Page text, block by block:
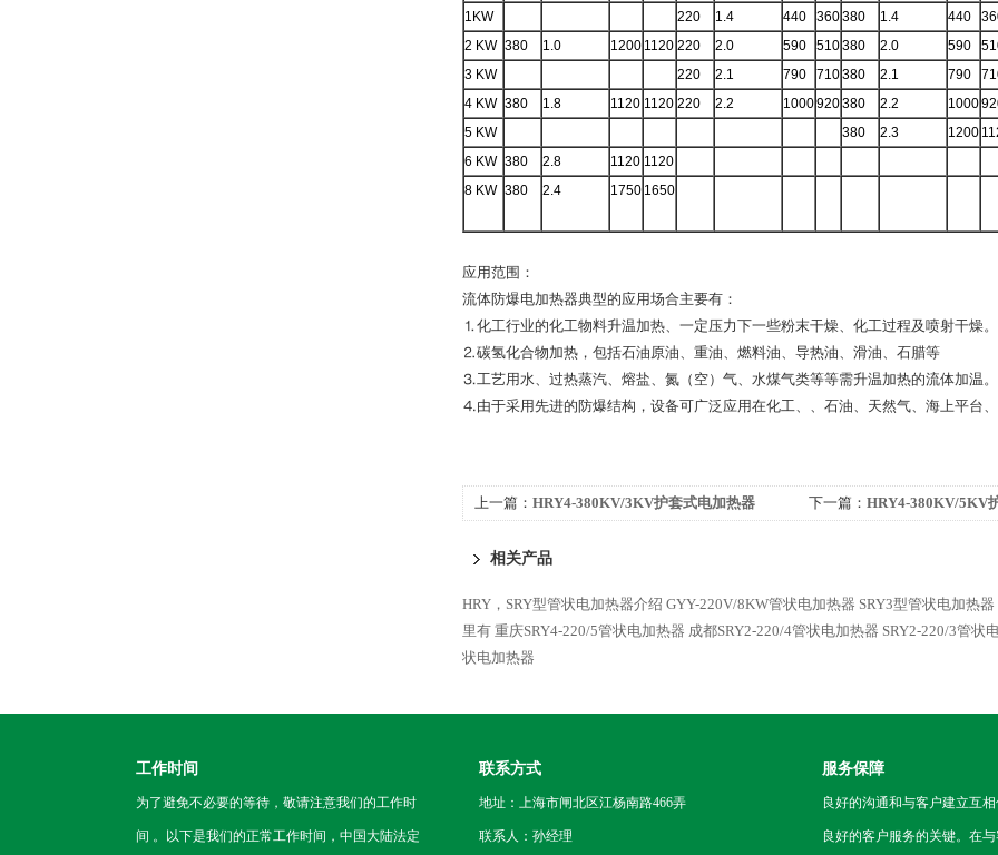
1KW
220 1.4 440 360380 1.4 440
2 KW 380 1.0 1200 1120 220 2.0 590 510380 2.0 590
3 KW
220 2.1 790 710380 2.1 790
4 KW 380 1.8 1120 1120 220 2.2 1000920380 2.2 1000
5 KW
380 2.3 1200
6 KW 380 2.8 1120 1120
8 KW 380 2.4 1750 1650
应用范围：
流体防爆电加热器典型的应用场合主要有：
⒈化工行业的化工物料升温加热、一定压力下一些粉末干燥、化工过程及喷射干燥。
⒉碳氢化合物加热，包括石油原油、重油、燃料油、导热油、滑油、石腊等
⒊工艺用水、过热蒸汽、熔盐、氮（空）气、水煤气类等等需升温加热的流体加温。
⒋由于采用先进的防爆结构，设备可广泛应用在化工、、石油、天然气、海上平台
上一篇： HRY4-380KV/3KV护套式电加热器 下一篇： HRY4-380KV/5KV
相关产品
HRY，SRY型管状电加热器介绍 GYY-220V/8KW管状电加热器 SRY3型管状电加热器
里有 重庆SRY4-220/5管状电加热器 成都SRY2-220/4管状电加热器 SRY2-220/3管状
状电加热器
工作时间
为了避免不必要的等待，敬请注意我们的工作时
间 。以下是我们的正常工作时间，中国大陆法定
联系方式
地址：上海市闸北区江杨南路466弄
联系人：孙经理
服务保障
良好的沟通和与客户建立互
良好的客户服务的关键。在